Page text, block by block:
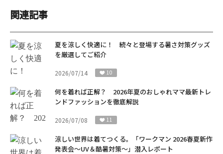
関連記事
夏を涼しく快適に！ 続々と登場する暑さ対策グッズ
を厳選してご紹介
2026/07/14 10
何を着れば正解？ 2026年夏のおしゃれママ最新トレ
ンドファッションを徹底解説
2026/07/08 11
涼しい世界は着てつくる。「ワークマン 2026春夏新作
発表会～UV＆酷暑対策～」潜入レポート